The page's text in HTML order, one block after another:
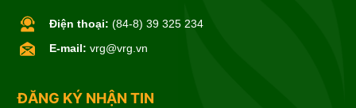
Điện thoại: (84-8) 39 325 234
E-mail: vrg@vrg.vn
ĐĂNG KÝ NHẬN TIN